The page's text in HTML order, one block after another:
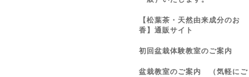
【松葉茶・天然由来成分のお
香】通販サイト
初回盆栽体験教室のご案内
盆栽教室のご案内 （気軽にご